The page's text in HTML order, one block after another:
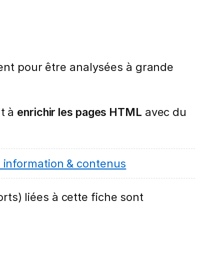
pour être analysées à grande
à enrichir les pages HTML avec du
information & contenus
liées à cette fiche sont